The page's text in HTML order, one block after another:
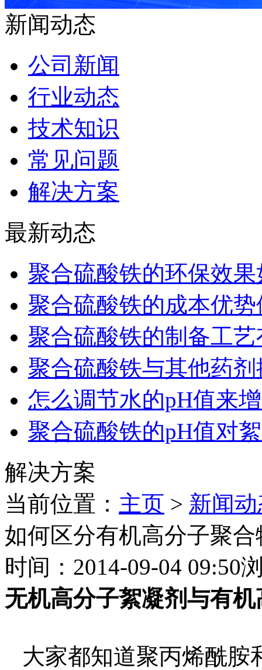
新闻动态
公司新闻
行业动态
技术知识
常见问题
解决方案
最新动态
聚合硫酸铁的环保效
聚合硫酸铁的成本优
聚合硫酸铁的制备工
聚合硫酸铁与其他药
怎么调节水的pH值来
聚合硫酸铁的pH值对
解决方案
当前位置： 主页 > 新闻
如何区分有机高分子聚
时间：2014-09-04 09:50
无机高分子絮凝剂与有
大家都知道聚丙烯酰胺